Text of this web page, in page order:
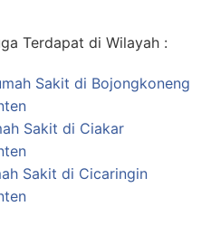
Terdapat di Wilayah :
Sakit di Bojongkoneng
Sakit di Ciakar
Sakit di Cicaringin